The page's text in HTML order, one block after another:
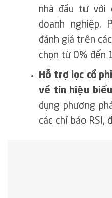
nhà đầu tư với
doanh nghiệp.
đánh giá trên
chọn từ 0% đến
Hỗ trợ lọc cổ
về tín hiệu
dụng phương
các chỉ báo RSI,